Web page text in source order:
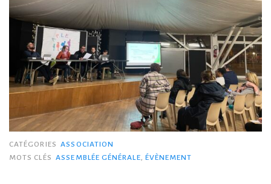
CATÉGORIES ASSOCIATION
MOTS CLÉS ASSEMBLÉE GÉNÉRALE, ÉVÈNEMENT